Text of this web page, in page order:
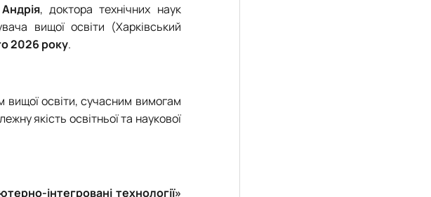
, доктора технічних наук
вищої освіти (Харківський
2026 року.
вищої освіти, сучасним вимогам
якість освітньої та наукової
інтегровані технології»